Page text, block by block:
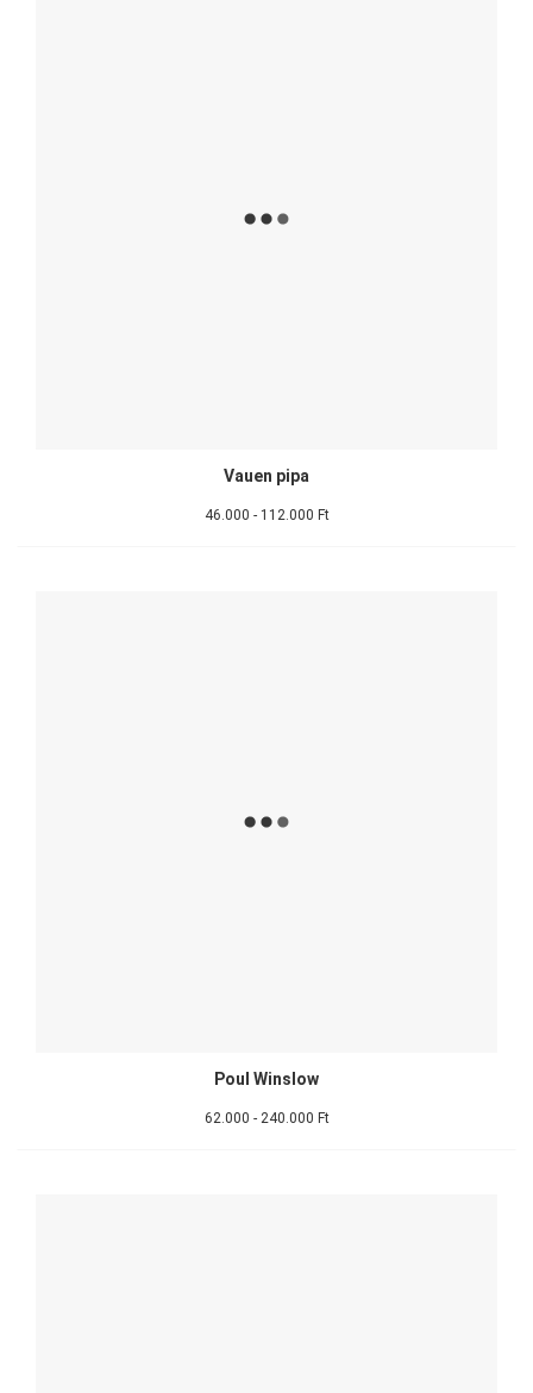
Vauen pipa
46.000 - 112.000 Ft
Poul Winslow
62.000 - 240.000 Ft